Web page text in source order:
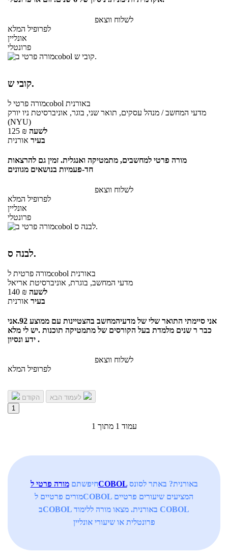
לשלוח ווצאפ
לפרופיל המלא
אונליין
פרונטלי
קובי ש.
מורה פרטילcobol באורנית
מדעי המחשב / מנהל עסקים, תואר שני, בוגר, אוניברסיטת ניו יורק
(NYU)
125 ₪ לשעה
בעיר אורנית
מורה פרטי למחשבים, מתמטיקה ואנגלית. זמין גם להרצאות
חד-פעמיות בנושאים מגוונים
לשלוח ווצאפ
לפרופיל המלא
אונליין
פרונטלי
לבנה ס.
מורה פרטיתלcobol באורנית
מדעי המחשב, בוגרת, אוניברסיטת אריאל
140 ₪ לשעה
בעיר אורנית
אני סיימתי התואר שלי של מדעיהמחשב בהצטיינות עם ממוצע 92.אני
כבר ר שנים מלמדת בעל הקורסים של מתמטיקה תוכנות .יש לי מלא
ידע ונסיון .
לשלוח ווצאפ
לפרופיל המלא
הקודם
1
עמוד 1 מתוך 1
חיפשתםמורה פרטי לCOBOLבאורנית? באתר לסונס
מורים פרטיים לCOBOL המציעים שיעורים פרטיים
בCOBOL באורנית. מצאו מורה ללימוד COBOL
פרונטלית או שיעורי אונליין